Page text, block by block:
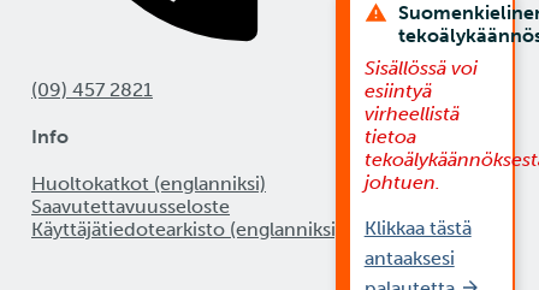
(09) 457 2821
Info
Huoltokatkot (englanniksi)
Saavutettavuusseloste
Käyttäjätiedotearkisto (englanniksi)
Sisällössä voi
esiintyä
virheellistä
tietoa
johtuen.
Klikkaa tästä
antaaksesi